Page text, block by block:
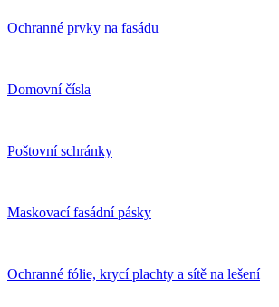
Ochranné prvky na fasádu
Domovní čísla
Poštovní schránky
Maskovací fasádní pásky
Ochranné fólie, krycí plachty a sítě na lešení